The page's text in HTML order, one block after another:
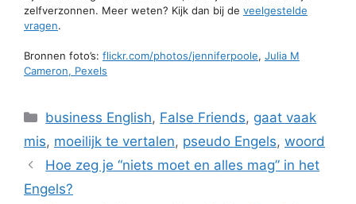
zelfverzonnen. Meer weten? Kijk dan bij de veelgestelde
vragen.
Bronnen foto’s: flickr.com/photos/jenniferpoole, Julia M
Cameron, Pexels
Categorieën
business English, False Friends, gaat vaak
mis, moeilijk te vertalen, pseudo Engels, woord
Hoe zeg je “niets moet en alles mag” in het
Engels?